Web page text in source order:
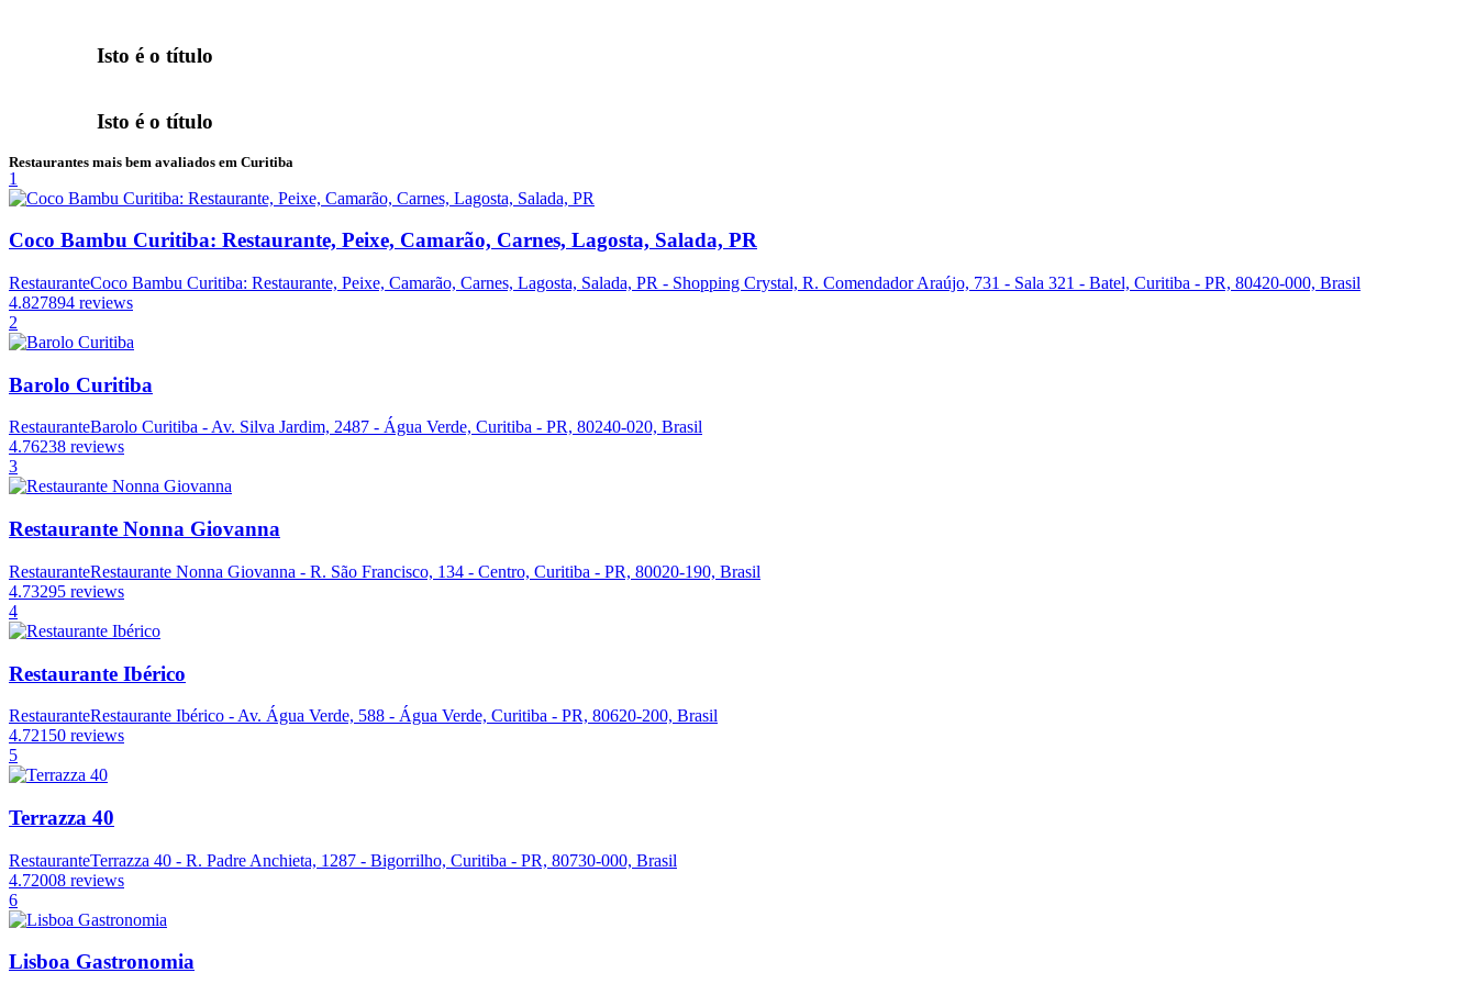
Isto é o título
Isto é o título
Restaurantes mais bem avaliados em Curitiba
1
Coco Bambu Curitiba: Restaurante, Peixe, Camarão, Carnes, Lagosta, Salada, PR
RestauranteCoco Bambu Curitiba: Restaurante, Peixe, Camarão, Carnes, Lagosta, Salada, PR - Shopping Crystal, R. Comendador Araújo, 731 - Sala 321 - Batel, Curitiba - PR, 80420-000, Brasil
4.827894 reviews
2
Barolo Curitiba
RestauranteBarolo Curitiba - Av. Silva Jardim, 2487 - Água Verde, Curitiba - PR, 80240-020, Brasil
4.76238 reviews
3
Restaurante Nonna Giovanna
RestauranteRestaurante Nonna Giovanna - R. São Francisco, 134 - Centro, Curitiba - PR, 80020-190, Brasil
4.73295 reviews
4
Restaurante Ibérico
RestauranteRestaurante Ibérico - Av. Água Verde, 588 - Água Verde, Curitiba - PR, 80620-200, Brasil
4.72150 reviews
5
Terrazza 40
RestauranteTerrazza 40 - R. Padre Anchieta, 1287 - Bigorrilho, Curitiba - PR, 80730-000, Brasil
4.72008 reviews
6
Lisboa Gastronomia